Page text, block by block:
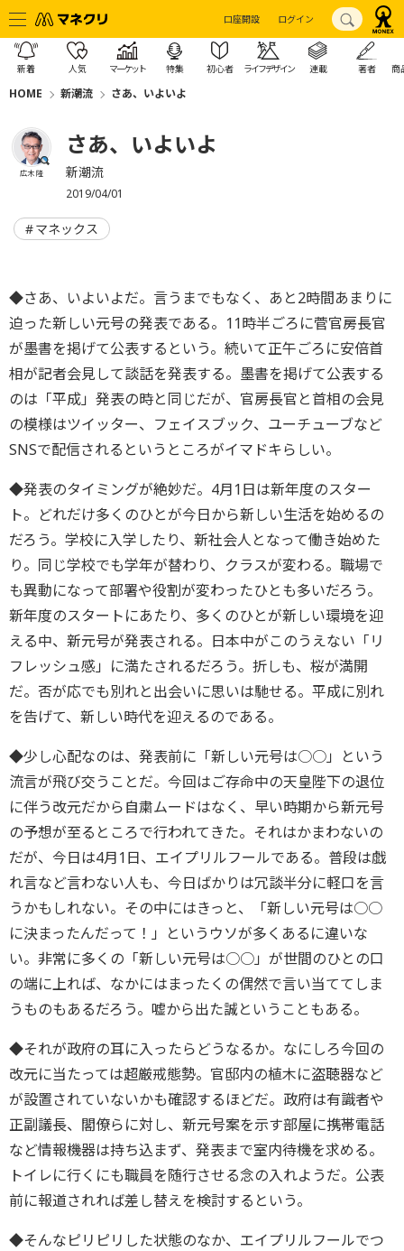
口座開設 ログイン
新着 人気 マーケット 特集 初心者 ライフデザイン 連載 著者 商
HOME 新潮流 さあ、いよいよ
広木 隆
さあ、いよいよ
新潮流
2019/04/01
マネックス
◆さあ、いよいよだ。言うまでもなく、あと2時間あまりに
迫った新しい元号の発表である。11時半ごろに菅官房長官
が墨書を掲げて公表するという。続いて正午ごろに安倍首
相が記者会見して談話を発表する。墨書を掲げて公表する
のは「平成」発表の時と同じだが、官房長官と首相の会見
の模様はツイッター、フェイスブック、ユーチューブなど
SNSで配信されるというところがイマドキらしい。
◆発表のタイミングが絶妙だ。4月1日は新年度のスター
ト。どれだけ多くのひとが今日から新しい生活を始めるの
だろう。学校に入学したり、新社会人となって働き始めた
り。同じ学校でも学年が替わり、クラスが変わる。職場で
も異動になって部署や役割が変わったひとも多いだろう。
新年度のスタートにあたり、多くのひとが新しい環境を迎
える中、新元号が発表される。日本中がこのうえない「リ
フレッシュ感」に満たされるだろう。折しも、桜が満開
だ。否が応でも別れと出会いに思いは馳せる。平成に別れ
を告げて、新しい時代を迎えるのである。
◆少し心配なのは、発表前に「新しい元号は○○」という
流言が飛び交うことだ。今回はご存命中の天皇陛下の退位
に伴う改元だから自粛ムードはなく、早い時期から新元号
の予想が至るところで行われてきた。それはかまわないの
だが、今日は4月1日、エイプリルフールである。普段は戯
れ言など言わない人も、今日ばかりは冗談半分に軽口を言
うかもしれない。その中にはきっと、「新しい元号は○○
に決まったんだって！」というウソが多くあるに違いな
い。非常に多くの「新しい元号は○○」が世間のひとの口
の端に上れば、なかにはまったくの偶然で言い当ててしま
うものもあるだろう。嘘から出た誠ということもある。
◆それが政府の耳に入ったらどうなるか。なにしろ今回の
改元に当たっては超厳戒態勢。官邸内の植木に盗聴器など
が設置されていないかも確認するほどだ。政府は有識者や
正副議長、閣僚らに対し、新元号案を示す部屋に携帯電話
など情報機器は持ち込まず、発表まで室内待機を求める。
トイレに行くにも職員を随行させる念の入れようだ。公表
前に報道されれば差し替えを検討するという。
◆そんなピリピリした状態のなか、エイプリルフールでつ